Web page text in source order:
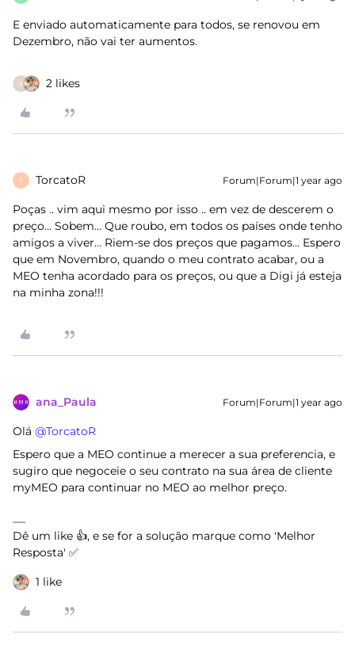
E enviado automaticamente para todos, se renovou em
Dezembro, não vai ter aumentos.
R 2 likes
T TorcatoR Forum|Forum|1 year ago
Poças .. vim aqui mesmo por isso .. em vez de descerem o
preço... Sobem... Que roubo, em todos os países onde tenho
amigos a viver... Riem-se dos preços que pagamos... Espero
que em Novembro, quando o meu contrato acabar, ou a
MEO tenha acordado para os preços, ou que a Digi já esteja
na minha zona!!!
ana_Paula Forum|Forum|1 year ago
Olá ​ @TorcatoR
Espero que a MEO continue a merecer a sua preferencia, e
sugiro que negoceie o seu contrato na sua área de cliente
myMEO para continuar no MEO ao melhor preço.
Dê um like 👍, e se for a solução marque como 'Melhor
Resposta' ✅
1 like